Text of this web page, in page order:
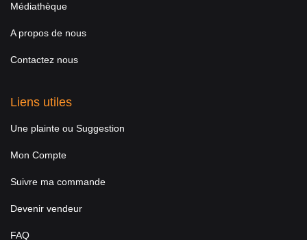
Médiathèque
A propos de nous
Contactez nous
Liens utiles
Une plainte ou Suggestion
Mon Compte
Suivre ma commande
Devenir vendeur
FAQ